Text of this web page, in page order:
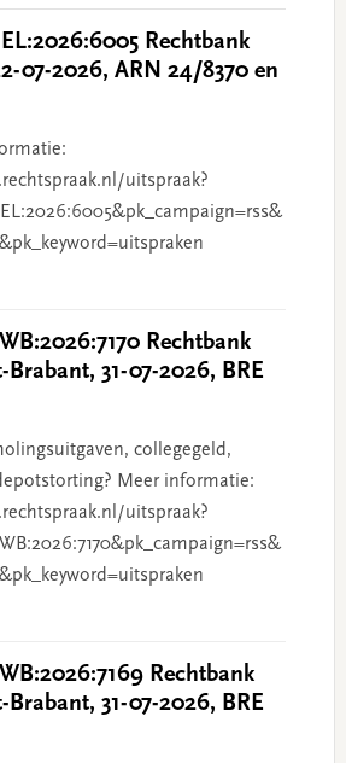
Rechtbank
07-2026, ARN 24/8370 en
uitspraak?
Rechtbank
Brabant, 31-07-2026, BRE
collegegeld,
Meer informatie:
uitspraak?
Rechtbank
Brabant, 31-07-2026, BRE